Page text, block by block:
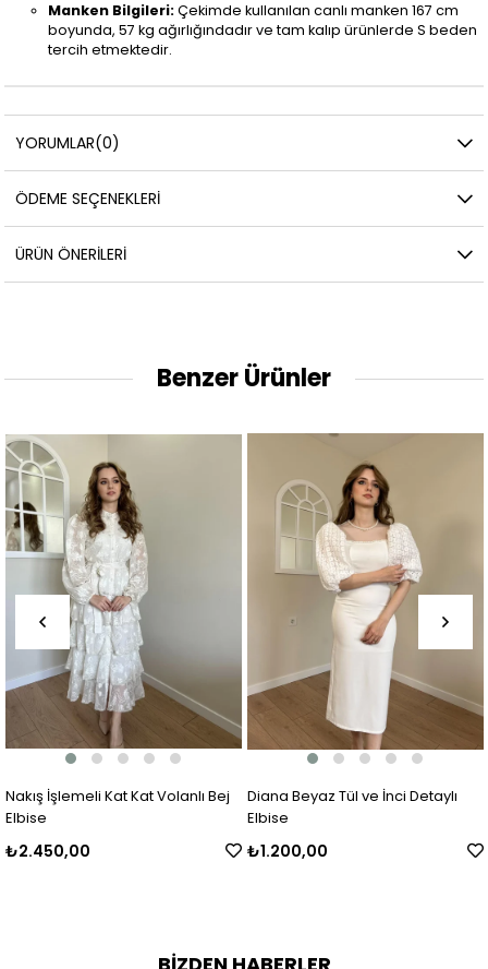
Manken Bilgileri:Çekimde kullanılan canlı manken 167 cm
boyunda, 57 kg ağırlığındadır ve tam kalıp ürünlerde S beden
tercih etmektedir.
YORUMLAR(0)
ÖDEME SEÇENEKLERI
ÜRÜN ÖNERILERI
Benzer Ürünler
Nakış İşlemeli Kat Kat Volanlı Bej
Elbise
₺2.450,00
Diana Beyaz Tül ve İnci Detaylı
Elbise
₺1.200,00